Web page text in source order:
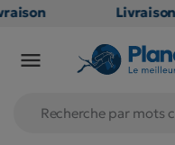
Livraison
en point
79€
